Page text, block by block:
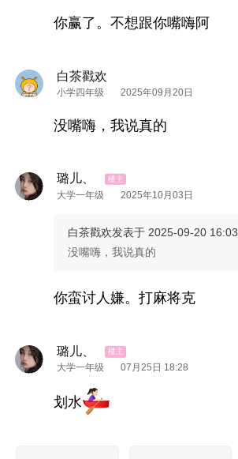
你赢了。不想跟你嘴嗨阿
白茶戳欢
小学四年级 2025年09月20日
没嘴嗨，我说真的
璐儿、
大学一年级 2025年10月03日
白茶戳欢发表于 2025-09-20 16:03
没嘴嗨，我说真的
你蛮讨人嫌。打麻将克
璐儿、
大学一年级 07月25日 18:28
划水